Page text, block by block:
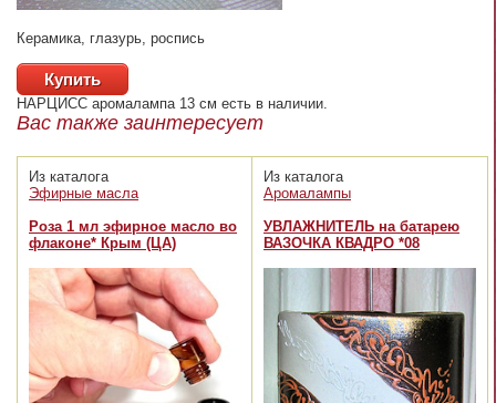
Керамика, глазурь, роспись
Купить
НАРЦИСС аромалампа 13 см есть в наличии.
Вас также заинтересует
Из каталога
Эфирные масла
Роза 1 мл эфирное масло во
флаконе* Крым (ЦА)
Из каталога
Аромалампы
УВЛАЖНИТЕЛЬ на батарею
ВАЗОЧКА КВАДРО *08